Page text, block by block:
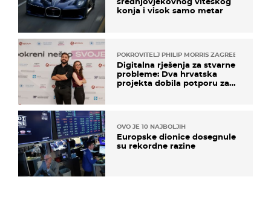
konja i visok samo metar
POKROVITELJ PHILIP MORRIS ZAGREB
Digitalna rješenja za stvarne
probleme: Dva hrvatska
projekta dobila potporu za
OVO JE 10 NAJBOLJIH
Europske dionice dosegnule
su rekordne razine